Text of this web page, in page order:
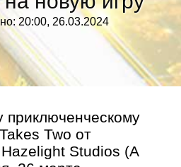
20:00, 26.03.2024
приключенческому
Two от
Studios (A